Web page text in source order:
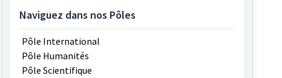
Naviguez dans nos Pôles
Pôle International
Pôle Humanités
Pôle Scientifique